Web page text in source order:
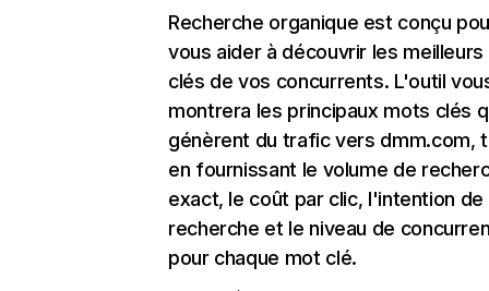
Recherche organique est conçu
vous aider à découvrir les
clés de vos concurrents. L'outil
montrera les principaux mots clés
génèrent du trafic vers dmm.com,
en fournissant le volume de
exact, le coût par clic, l'intention de
recherche et le niveau de
pour chaque mot clé.